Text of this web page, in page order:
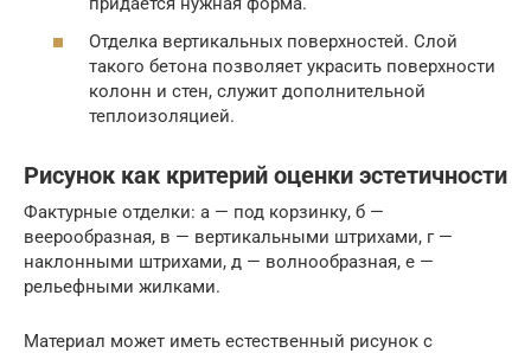
Отделка вертикальных поверхностей. Слой
такого бетона позволяет украсить поверхности
колонн и стен, служит дополнительной
теплоизоляцией.
Рисунок как критерий оценки эстетичности
Фактурные отделки: а — под корзинку, б —
веерообразная, в — вертикальными штрихами, г —
наклонными штрихами, д — волнообразная, е —
рельефными жилками.
Материал может иметь естественный рисунок с